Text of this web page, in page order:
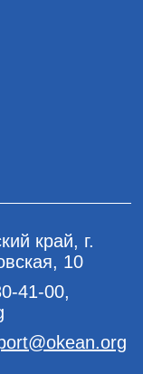
край, г.
10
41-00,